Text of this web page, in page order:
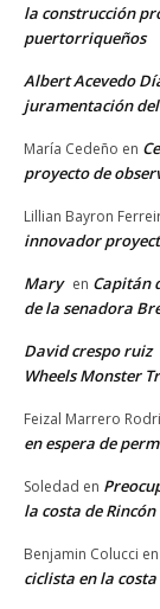
la construcción
puertorriqueños
Albert Acevedo
juramentación del
María Cedeño en
proyecto de
Lillian Bayron
innovador
Mary en Capitán
de la senadora
David crespo ruiz
Wheels Monster
Feizal Marrero
en espera de
Soledad en
la costa de Rincón
Benjamin Colucci en
ciclista en la costa